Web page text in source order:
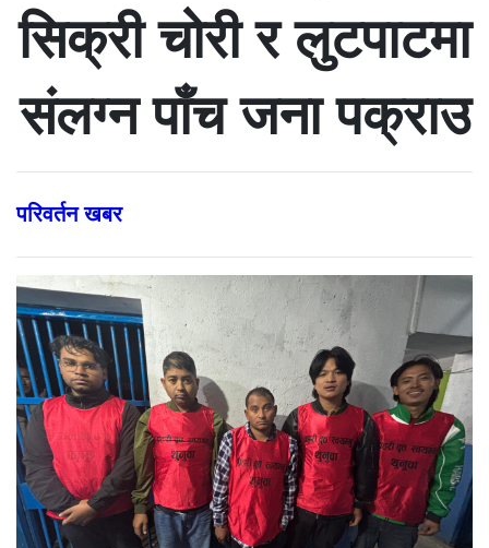
सिक्री चोरी र लुटपाटमा
संलग्न पाँच जना पक्राउ
परिवर्तन खबर